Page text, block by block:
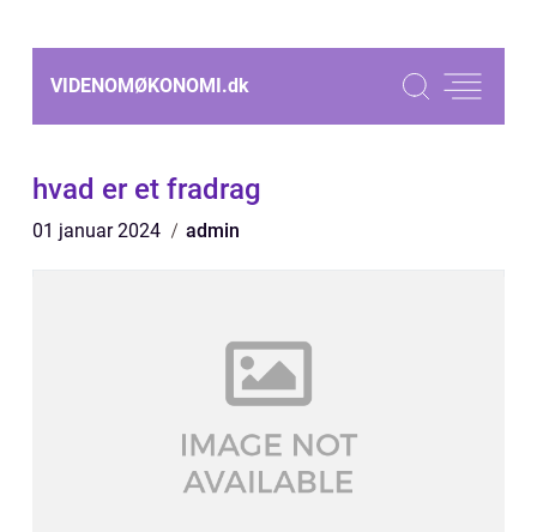
VIDENOMØKONOMI.dk
hvad er et fradrag
01 januar 2024 admin